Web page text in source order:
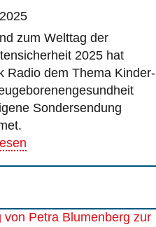
zum Welttag der
2025 hat
Radio dem Thema Kinder-
Sondersendung